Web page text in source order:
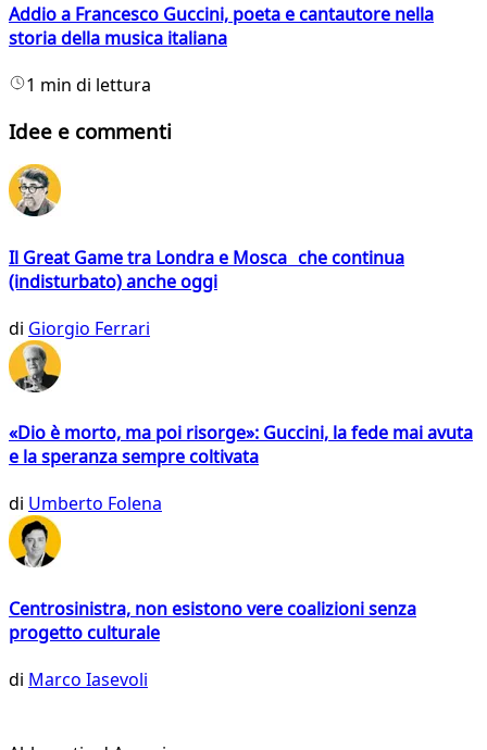
Addio a Francesco Guccini, poeta e cantautore nella
storia della musica italiana
1 min di lettura
Idee e commenti
Il Great Game tra Londra e Mosca che continua
(indisturbato) anche oggi
di Giorgio Ferrari
«Dio è morto, ma poi risorge»: Guccini, la fede mai avuta
e la speranza sempre coltivata
di Umberto Folena
Centrosinistra, non esistono vere coalizioni senza
progetto culturale
di Marco Iasevoli